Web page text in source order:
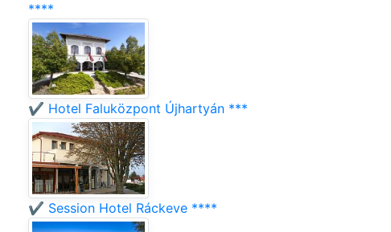
****
✔️ Hotel Faluközpont Újhartyán ***
✔️ Session Hotel Ráckeve ****